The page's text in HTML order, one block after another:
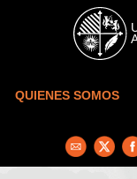
Skip to main content
QUIENES SOMOS